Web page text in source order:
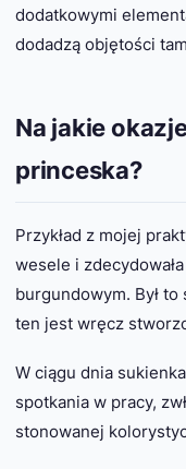
dodatkowymi
dodadzą objętości
Na jakie
princeska?
Przykład z mojej
wesele i
burgundowym. Był
ten jest wręcz
W ciągu dnia
spotkania w pracy,
stonowanej